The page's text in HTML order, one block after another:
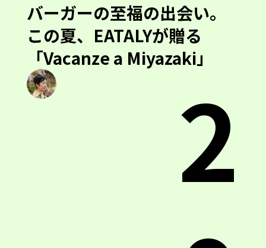
バーガーの至福の出会い。
この夏、EATALYが贈る
「Vacanze a Miyazaki」
2